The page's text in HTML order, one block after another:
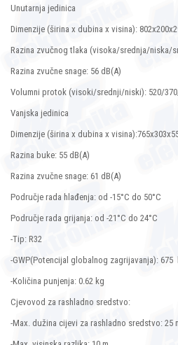
Unutarnja jedinica
Dimenzije (širina x dubina x visina):
Razina zvučnog tlaka (visoka/srednja/niska/
Razina zvučne snage: 56 dB(A)
Volumni protok (visoki/srednji/niski): 520/
Vanjska jedinica
Dimenzije (širina x dubina x
Razina buke: 55 dB(A)
Razina zvučne snage: 61 dB(A)
Područje rada hlađenja: od -15°C do 50°C
Područje rada grijanja: od -21°C do 24°C
-Tip: R32
-GWP(Potencijal globalnog zagrijavanja): 675
-Količina punjenja: 0.62 kg
Cjevovod za rashladno sredstvo:
-Max. dužina cijevi za rashladno sredstvo: 25